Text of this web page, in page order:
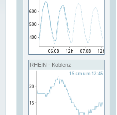
RHEIN - Koblenz